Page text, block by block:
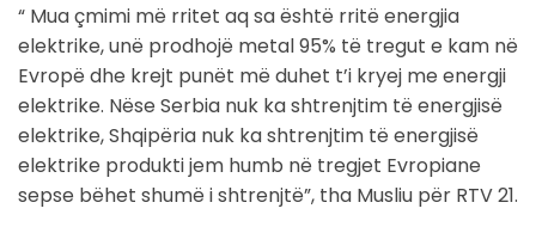
“ Mua çmimi më rritet aq sa është rritë energjia
elektrike, unë prodhojë metal 95% të tregut e kam në
Evropë dhe krejt punët më duhet t’i kryej me energji
elektrike. Nëse Serbia nuk ka shtrenjtim të energjisë
elektrike, Shqipëria nuk ka shtrenjtim të energjisë
elektrike produkti jem humb në tregjet Evropiane
sepse bëhet shumë i shtrenjtë”, tha Musliu për RTV 21.